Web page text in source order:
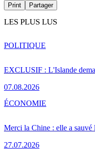
Print Partager
LES PLUS LUS
EXCLUSIF : L'Islande
07.08.2026
POLITIQUE
Merci la Chine : elle a sauvé
27.07.2026
ÉCONOMIE